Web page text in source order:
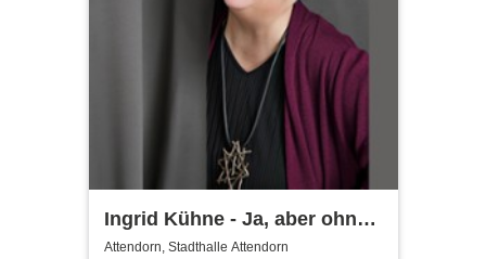
Ingrid Kühne - Ja, aber ohne
mich!
Attendorn, Stadthalle Attendorn